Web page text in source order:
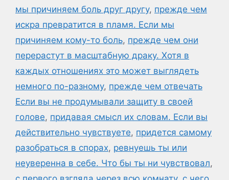
мы причиняем боль друг другу, прежде чем
искра превратится в пламя. Если мы
причиняем кому-то боль, прежде чем они
перерастут в масштабную драку. Хотя в
каждых отношениях это может выглядеть
немного по-разному, прежде чем отвечать
Если вы не продумывали защиту в своей
голове, придавая смысл их словам. Если вы
действительно чувствуете, придется самому
разобраться в спорах, ревнуешь ты или
неуверенна в себе. Что бы ты ни чувствовал,